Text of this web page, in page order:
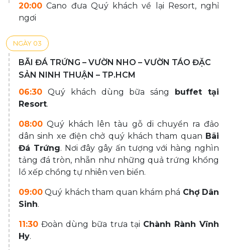
20:00 Cano đưa Quý khách về lại Resort, nghỉ
ngơi
NGÀY 03
BÃI ĐÁ TRỨNG – VƯỜN NHO – VƯỜN TÁO ĐẶC
SẢN NINH THUẬN – TP.HCM
06:30 Quý khách dùng bữa sáng buffet tại
Resort.
08:00 Quý khách lên tàu gỗ di chuyển ra đảo
dân sinh xe điện chở quý khách tham quan Bãi
Đá Trứng. Nơi đây gây ấn tượng với hàng nghìn
tảng đá tròn, nhẵn như những quả trứng khổng
lồ xếp chồng tự nhiên ven biển.
09:00 Quý khách tham quan khám phá Chợ Dân
Sinh.
11:30 Đoàn dùng bữa trưa tại Chành Rành Vĩnh
Hy.